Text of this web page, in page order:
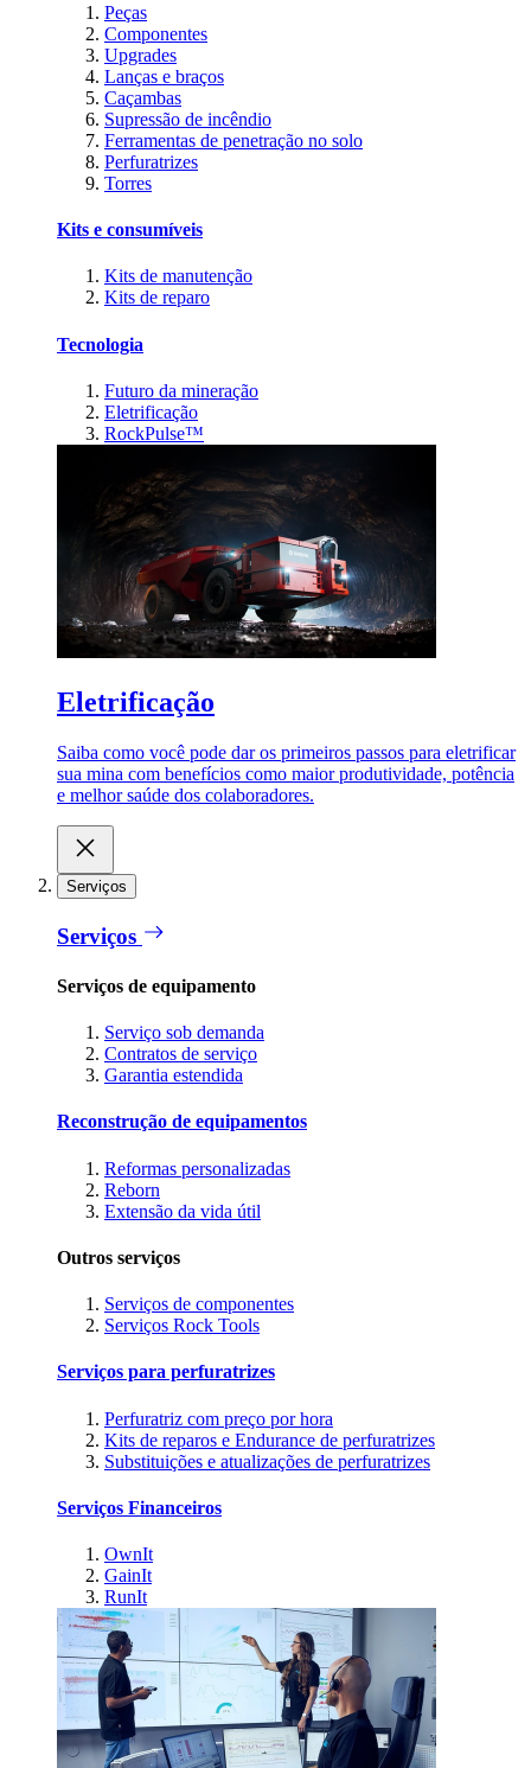
Peças
Componentes
Upgrades
Lanças e braços
Caçambas
Supressão de incêndio
Ferramentas de penetração no solo
Perfuratrizes
Torres
Kits e consumíveis
Kits de manutenção
Kits de reparo
Tecnologia
Futuro da mineração
Eletrificação
RockPulse™
Eletrificação
Saiba como você pode dar os primeiros passos para eletrificar
sua mina com benefícios como maior produtividade, potência
e melhor saúde dos colaboradores.
Serviços
Serviços
Serviços de equipamento
Serviço sob demanda
Contratos de serviço
Garantia estendida
Reconstrução de equipamentos
Reformas personalizadas
Reborn
Extensão da vida útil
Outros serviços
Serviços de componentes
Serviços Rock Tools
Serviços para perfuratrizes
Perfuratriz com preço por hora
Kits de reparos e Endurance de perfuratrizes
Substituições e atualizações de perfuratrizes
Serviços Financeiros
OwnIt
GainIt
RunIt